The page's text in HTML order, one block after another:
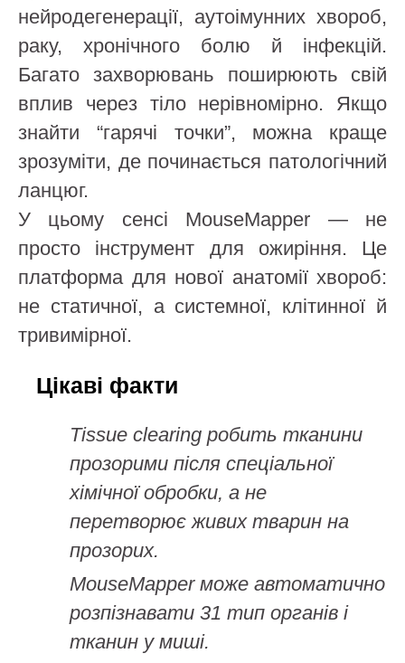
нейродегенерації, аутоімунних хвороб,
раку, хронічного болю й інфекцій.
Багато захворювань поширюють свій
вплив через тіло нерівномірно. Якщо
знайти “гарячі точки”, можна краще
зрозуміти, де починається патологічний
ланцюг.
У цьому сенсі MouseMapper — не
просто інструмент для ожиріння. Це
платформа для нової анатомії хвороб:
не статичної, а системної, клітинної й
тривимірної.
Цікаві факти
Tissue clearing робить тканини
прозорими після спеціальної
хімічної обробки, а не
перетворює живих тварин на
прозорих.
MouseMapper може автоматично
розпізнавати 31 тип органів і
тканин у миші.